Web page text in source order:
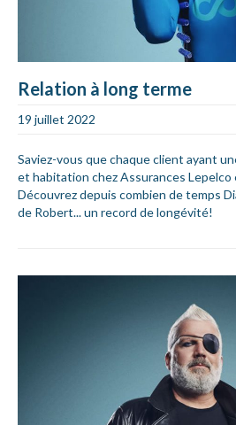
Relation à long terme
19 juillet 2022
Saviez-vous que chaque client ayant
et habitation chez Assurances Lepelco
Découvrez depuis combien de temps
de Robert... un record de longévité!